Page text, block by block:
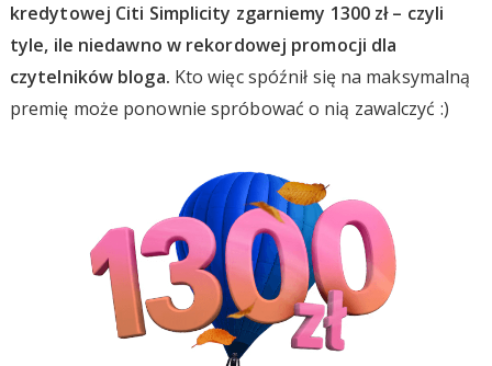
kredytowej Citi Simplicity zgarniemy 1300 zł – czyli
tyle, ile niedawno w rekordowej promocji dla
czytelników bloga. Kto więc spóźnił się na maksymalną
premię może ponownie spróbować o nią zawalczyć :)